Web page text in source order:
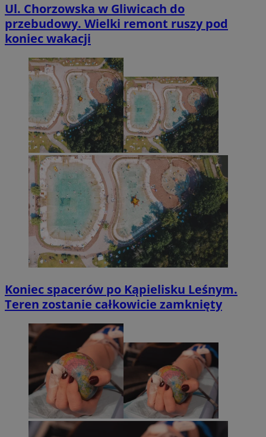
Ul. Chorzowska w Gliwicach do
przebudowy. Wielki remont ruszy pod
koniec wakacji
Koniec spacerów po Kąpielisku Leśnym.
Teren zostanie całkowicie zamknięty